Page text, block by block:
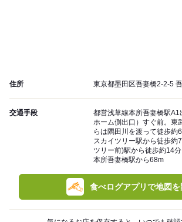
住所 東京都墨田区吾妻橋2-2-5
交通手段
都営浅草線本所吾妻橋駅
ホーム側出口）すぐ前。東
らは隅田川を渡って徒歩約
スカイツリー駅から徒歩約
ツリー前)駅から徒歩約14分
本所吾妻橋駅から68m
食べログアプリで地図を